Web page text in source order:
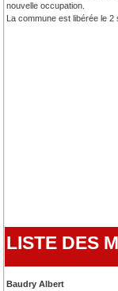
nouvelle occupation.
La commune est libérée le 2
LISTE DES
Baudry Albert